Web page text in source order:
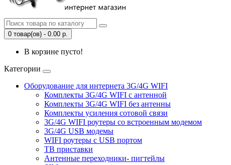
0 товар(ов) - 0.00 р.
В корзине пусто!
Категории
Оборудование для интернета 3G/4G WIFI
Комплекты 3G/4G WIFI с антенной
Комплекты 3G/4G WIFI без антенны
Комплекты усиления сотовой связи
3G/4G WIFI роутеры со встроенным модемом
3G/4G USB модемы
WIFI роутеры с USB портом
ТВ приставки
Антенные переходники- пигтейлы